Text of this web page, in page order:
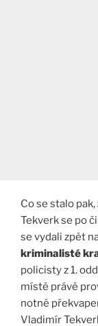
Co se stalo pak,
Tekverk se po
se vydali zpět
kriminalisté
policisty z 1.
místě právě
notně
Vladimír